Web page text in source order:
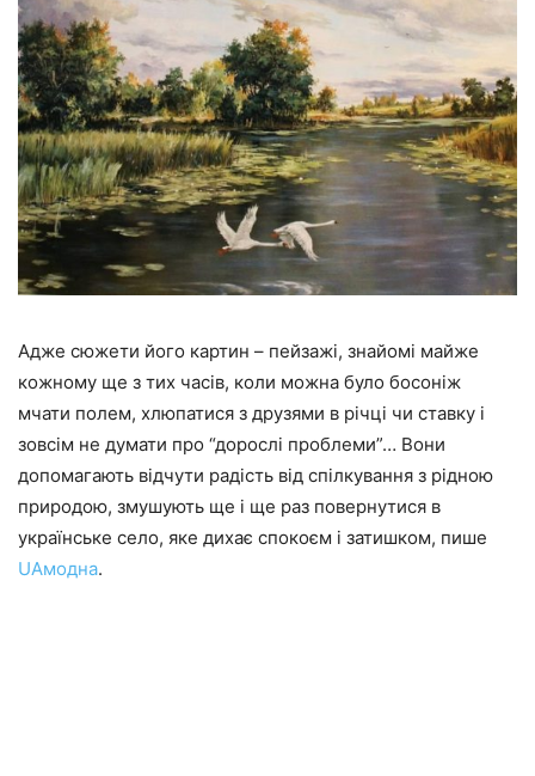
Адже сюжети його картин – пейзажі, знайомі майже
кожному ще з тих часів, коли можна було босоніж
мчати полем, хлюпатися з друзями в річці чи ставку і
зовсім не думати про “дорослі проблеми”… Вони
допомагають відчути радість від спілкування з рідною
природою, змушують ще і ще раз повернутися в
українське село, яке дихає спокоєм і затишком, пише
UAмодна.